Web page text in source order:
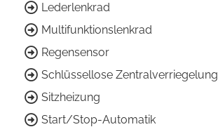
Lederlenkrad
Multifunktionslenkrad
Regensensor
Schlüssellose Zentralverriegelung
Sitzheizung
Start/Stop-Automatik